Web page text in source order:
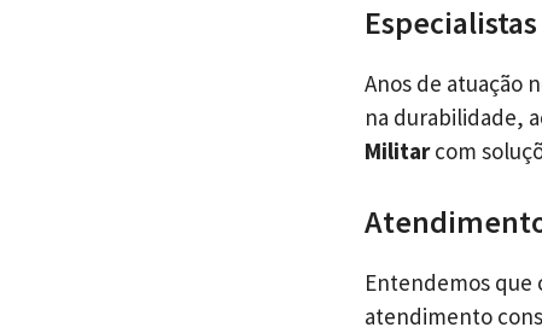
Anos de atuação
na durabilidade,
Militarcom
Entendemos que
atendimento